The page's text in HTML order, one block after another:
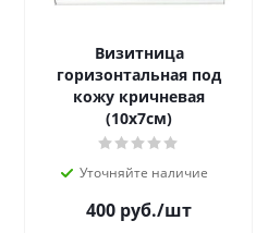
Визитница
горизонтальная под
кожу кричневая
(10х7см)
Уточняйте наличие
400 руб./шт